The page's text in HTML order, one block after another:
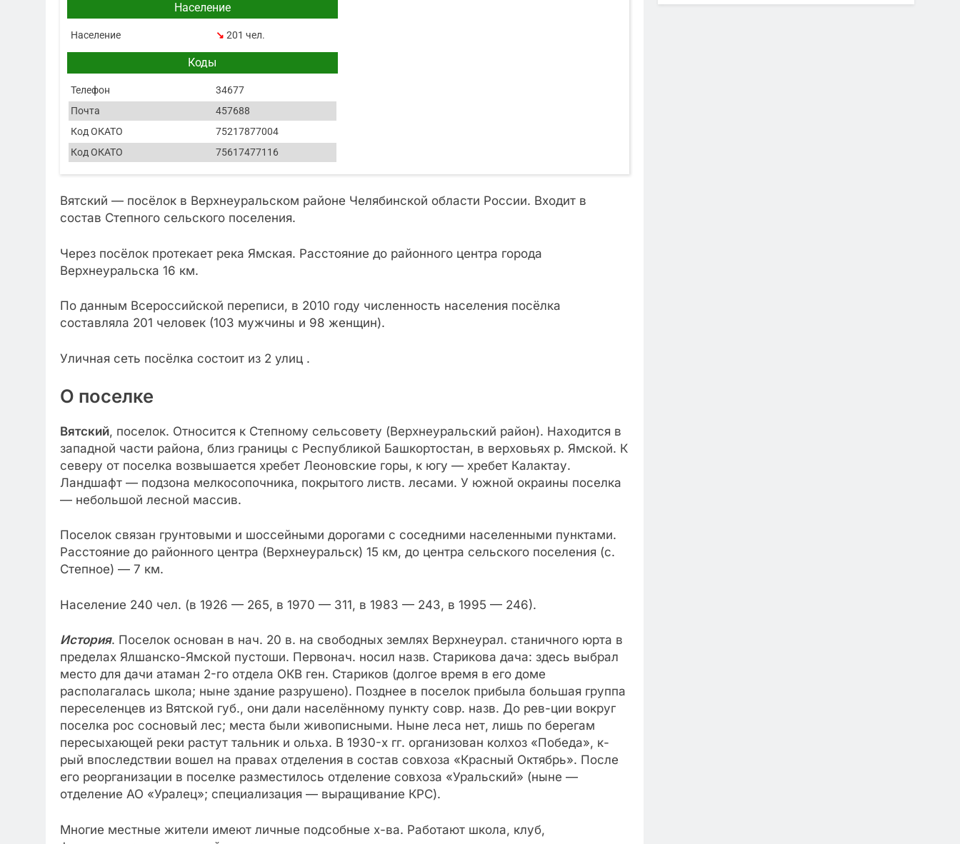
Население
Население ↘ 201 чел.
Коды
Телефон
34677
Почта
457688
Код ОКАТО
75217877004
Код ОКАТО
75617477116
Вятский — посёлок в Верхнеуральском районе Челябинской области России. Входит в
состав Степного сельского поселения.
Через посёлок протекает река Ямская. Расстояние до районного центра города
Верхнеуральска 16 км.
По данным Всероссийской переписи, в 2010 году численность населения посёлка
составляла 201 человек (103 мужчины и 98 женщин).
Уличная сеть посёлка состоит из 2 улиц .
О поселке
Вятский, поселок. Относится к Степному сельсовету (Верхнеуральский район). Находится в
западной части района, близ границы с Республикой Башкортостан, в верховьях р. Ямской. К
северу от поселка возвышается хребет Леоновские горы, к югу — хребет Калактау.
Ландшафт — подзона мелкосопочника, покрытого листв. лесами. У южной окраины поселка
— небольшой лесной массив.
Поселок связан грунтовыми и шоссейными дорогами с соседними населенными пунктами.
Расстояние до районного центра (Верхнеуральск) 15 км, до центра сельского поселения (с.
Степное) — 7 км.
Население 240 чел. (в 1926 — 265, в 1970 — 311, в 1983 — 243, в 1995 — 246).
История. Поселок основан в нач. 20 в. на свободных землях Верхнеурал. станичного юрта в
пределах Ялшанско-Ямской пустоши. Первонач. носил назв. Старикова дача: здесь выбрал
место для дачи атаман 2-го отдела ОКВ ген. Стариков (долгое время в его доме
располагалась школа; ныне здание разрушено). Позднее в поселок прибыла большая группа
переселенцев из Вятской губ., они дали населённому пункту совр. назв. До рев-ции вокруг
поселка рос сосновый лес; места были живописными. Ныне леса нет, лишь по берегам
пересыхающей реки растут тальник и ольха. В 1930-х гг. организован колхоз «Победа», к-
рый впоследствии вошел на правах отделения в состав совхоза «Красный Октябрь». После
его реорганизации в поселке разместилось отделение совхоза «Уральский» (ныне —
отделение АО «Уралец»; специализация — выращивание КРС).
Многие местные жители имеют личные подсобные х-ва. Работают школа, клуб,